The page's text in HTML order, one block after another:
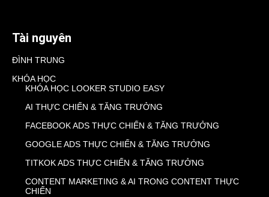
Tài nguyên
ĐÌNH TRUNG
KHÓA HỌC
KHÓA HỌC LOOKER STUDIO EASY
AI THỰC CHIẾN & TĂNG TRƯỞNG
FACEBOOK ADS THỰC CHIẾN & TĂNG TRƯỞNG
GOOGLE ADS THỰC CHIẾN & TĂNG TRƯỞNG
TITKOK ADS THỰC CHIẾN & TĂNG TRƯỞNG
CONTENT MARKETING & AI TRONG CONTENT THỰC
CHIẾN